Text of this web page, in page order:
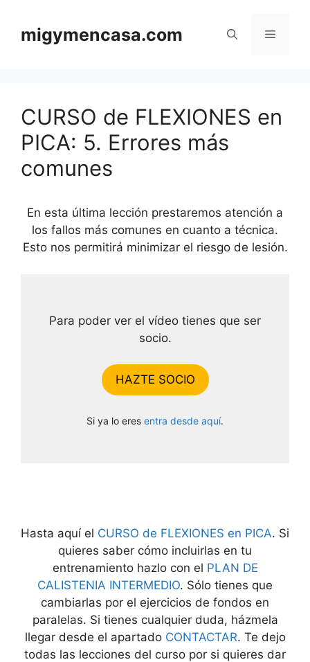
contenido
migymencasa.com Menú
CURSO de FLEXIONES en
PICA: 5. Errores más
comunes
En esta última lección prestaremos atención a
los fallos más comunes en cuanto a técnica.
Esto nos permitirá minimizar el riesgo de lesión.
Para poder ver el vídeo tienes que ser
socio.
HAZTE SOCIO
Si ya lo eres entra desde aquí.
Hasta aquí el CURSO de FLEXIONES en PICA. Si
quieres saber cómo incluirlas en tu
entrenamiento hazlo con el PLAN DE
CALISTENIA INTERMEDIO. Sólo tienes que
cambiarlas por el ejercicios de fondos en
paralelas. Si tienes cualquier duda, házmela
llegar desde el apartado CONTACTAR. Te dejo
todas las lecciones del curso por si quieres dar